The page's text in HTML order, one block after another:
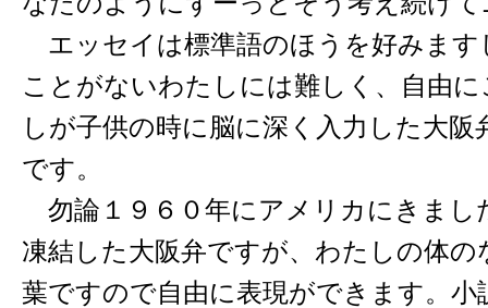
エッセイは標準語のほうを好みます
ことがないわたしには難しく、自由
しが子供の時に脳に深く入力した大
です。
勿論１９６０年にアメリカにきまし
凍結した大阪弁ですが、わたしの体
葉ですので自由に表現ができます。小